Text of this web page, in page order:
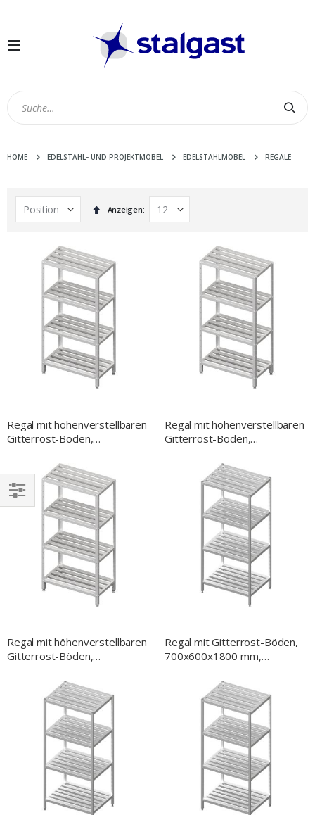
Navigation
HOME EDELSTAHL- UND PROJEKTMÖBEL EDELSTAHLMÖBEL REGALE
In
absteigender
Anzeigen
Regal mit höhenverstellbaren
Gitterrost-Böden,
Selbstmontage
Regal mit höhenverstellbaren
Gitterrost-Böden,
Selbstmontage
Regal mit höhenverstellbaren
Gitterrost-Böden,
Selbstmontage
Regal mit Gitterrost-Böden,
700x600x1800 mm,
EINKAUFEN